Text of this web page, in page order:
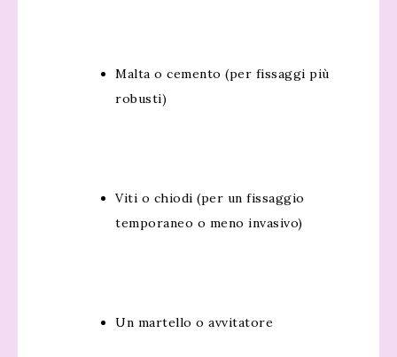
Malta o cemento (per fissaggi più
robusti)
Viti o chiodi (per un fissaggio
temporaneo o meno invasivo)
Un martello o avvitatore